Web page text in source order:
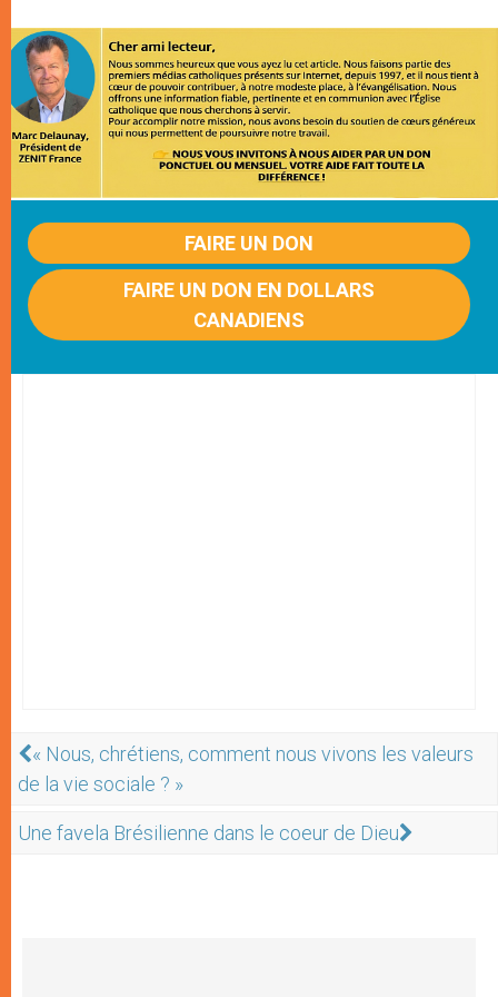
FAIRE UN DON
FAIRE UN DON EN DOLLARS
CANADIENS
« Nous, chrétiens, comment nous vivons les valeurs
de la vie sociale ? »
Une favela Brésilienne dans le coeur de Dieu